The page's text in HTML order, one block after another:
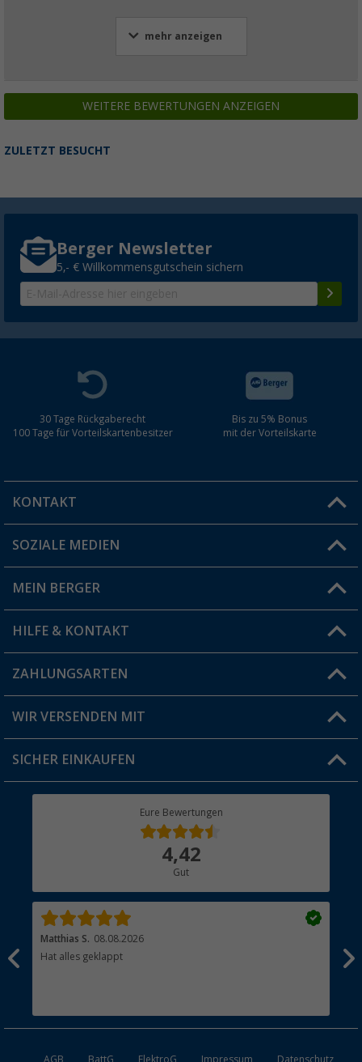
mehr anzeigen
WEITERE BEWERTUNGEN ANZEIGEN
ZULETZT BESUCHT
Berger Newsletter
5,- € Willkommensgutschein sichern
30 Tage Rückgaberecht
100 Tage für Vorteilskartenbesitzer
Bis zu 5% Bonus
mit der Vorteilskarte
KONTAKT
Du hast eine Frage?
Filiale finden
SOZIALE MEDIEN
MEIN BERGER
Vorteilskarte
Blog
Jobs & Karriere
HILFE & KONTAKT
FAQ & Kontakt
Versandinformationen
Rücksendung
ZAHLUNGSARTEN
WIR VERSENDEN MIT
SICHER EINKAUFEN
Eure Bewertungen
4,42
Gut
Matthias S. 08.08.2026
Hat alles geklappt
AGB BattG ElektroG Impressum Datenschutz